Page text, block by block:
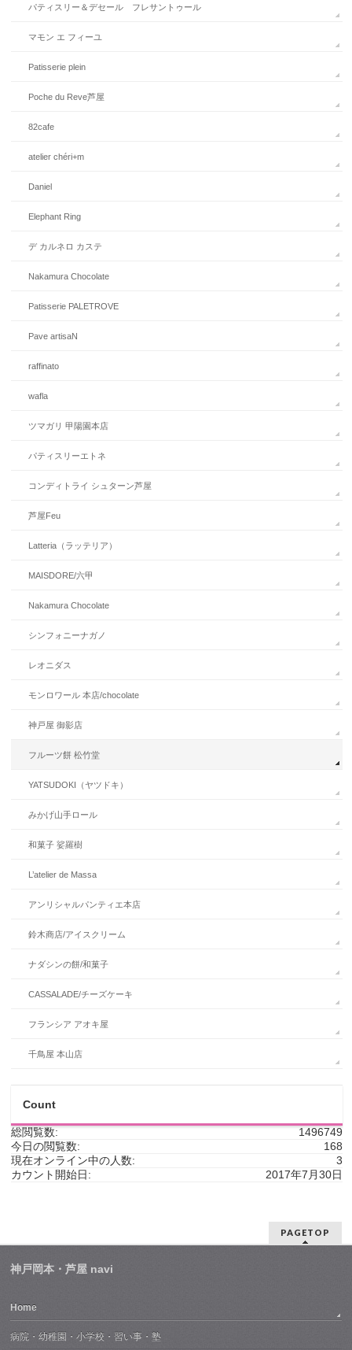
パティスリー＆デセール フレサントゥール
マモン エ フィーユ
Patisserie plein
Poche du Reve芦屋
82cafe
atelier chéri+m
Daniel
Elephant Ring
デ カルネロ カステ
Nakamura Chocolate
Patisserie PALETROVE
Pave artisaN
raffinato
wafla
ツマガリ 甲陽園本店
パティスリーエトネ
コンディトライ シュターン芦屋
芦屋Feu
Latteria（ラッテリア）
MAISDORE/六甲
Nakamura Chocolate
シンフォニーナガノ
レオニダス
モンロワール 本店/chocolate
神戸屋 御影店
フルーツ餅 松竹堂
YATSUDOKI（ヤツドキ）
みかげ山手ロール
和菓子 娑羅樹
L’atelier de Massa
アンリシャルパンティエ本店
鈴木商店/アイスクリーム
ナダシンの餅/和菓子
CASSALADE/チーズケーキ
フランシア アオキ屋
千鳥屋 本山店
Count
1496749
総閲覧数:
168
今日の閲覧数:
3
現在オンライン中の人数:
2017年7月30日
カウント開始日:
PAGETOP
神戸岡本・芦屋 navi
Home
病院・幼稚園・小学校・習い事・塾